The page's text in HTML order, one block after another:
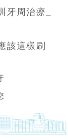
牙周治療_
該這樣刷